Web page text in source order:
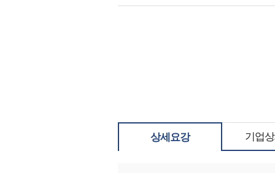
상세요강 기업